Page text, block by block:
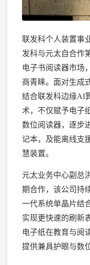
联发科个人装置事
发科与元太自合作
电子书阅读器市场
商青睐。面对生成
结合联发科边缘AI
术，不仅赋予电子
数位阅读器，逐步
记本，及能离线支
慧装置。
元太业务中心副总
期合作，该公司持
一代系统单晶片结
实现更快速的刷新
电子纸在教育与阅
提供兼具护眼与数